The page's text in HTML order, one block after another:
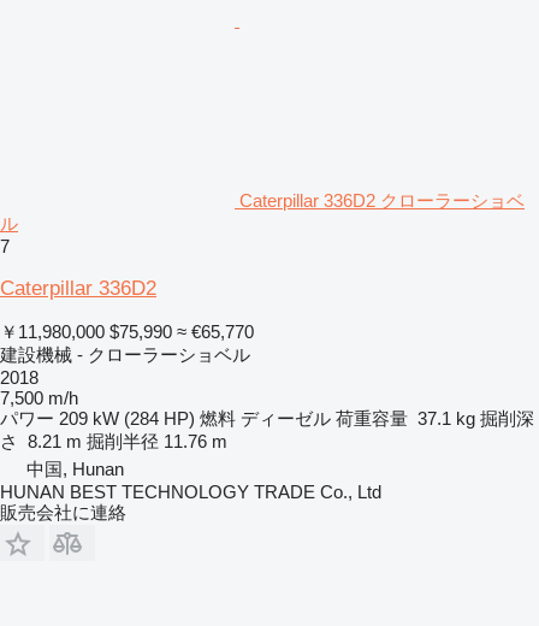
Caterpillar 336D2 クローラーショベ
ル
7
Caterpillar 336D2
￥11,980,000 $75,990 ≈ €65,770
建設機械 - クローラーショベル
2018
7,500 m/h
パワー 209 kW (284 HP) 燃料 ディーゼル 荷重容量 37.1 kg 掘削深
さ
8.21 m 掘削半径 11.76 m
中国, Hunan
HUNAN BEST TECHNOLOGY TRADE Co., Ltd
販売会社に連絡